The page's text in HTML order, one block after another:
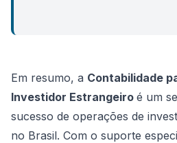
Em resumo, a Contabilidade
Investidor Estrangeiro é um
sucesso de operações de
no Brasil. Com o suporte